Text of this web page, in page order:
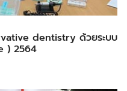
dentistry ด้วยระบบ
) 2564